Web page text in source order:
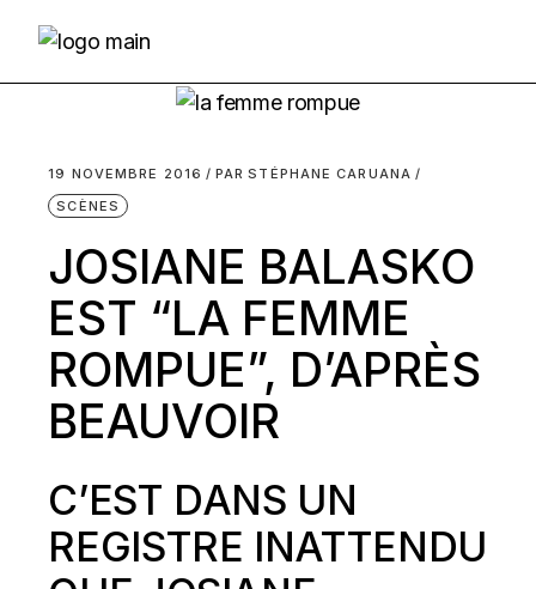
19 NOVEMBRE 2016 PAR STÉPHANE CARUANA
SCÈNES
JOSIANE BALASKO
EST “LA FEMME
ROMPUE”, D’APRÈS
BEAUVOIR
C’EST DANS UN
REGISTRE INATTENDU